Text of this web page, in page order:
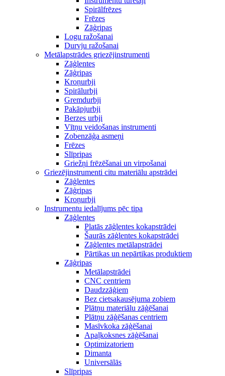
Spirālfrēzes
Frēzes
Zāģripas
Logu ražošanai
Durvju ražošanai
Metālapstrādes griezējinstrumenti
Zāģlentes
Zāģripas
Kroņurbji
Spirālurbji
Gremdurbji
Pakāpjurbji
Berzes urbji
Vītņu veidošanas instrumenti
Zobenzāģa asmeņi
Frēzes
Slīpripas
Griežņi frēzēšanai un virpošanai
Griezējinstrumenti citu materiālu apstrādei
Zāģlentes
Zāģripas
Kroņurbji
Instrumentu iedalījums pēc tipa
Zāģlentes
Platās zāģlentes kokapstrādei
Šaurās zāģlentes kokapstrādei
Zāģlentes metālapstrādei
Pārtikas un nepārtikas produktiem
Zāģripas
Metālapstrādei
CNC centriem
Daudzzāģiem
Bez cietsakausējuma zobiem
Plātņu materiālu zāģēšanai
Plātņu zāģēšanas centriem
Masīvkoka zāģēšanai
Apaļkoksnes zāģēšanai
Optimizatoriem
Dimanta
Universālās
Slīpripas